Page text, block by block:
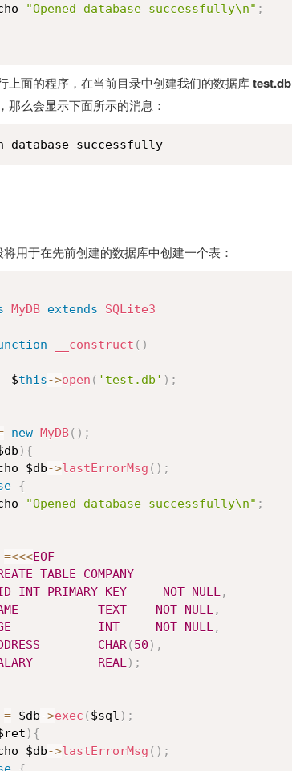
"Opened database successfully\n" ;
上面的程序，在当前目录中创建我们的数据库test.db
那么会显示下面所示的消息：
database successfully
用于在先前创建的数据库中创建一个表：
MyDB extends
SQLite3
__construct ( )
$
this->open ( 'test.db' ) ;
new MyDB( ) ;
) {
$db
->lastErrorMsg ( ) ;
{
"Opened database successfully\n" ;
=<<<EOF
TABLE
COMPANY
INT PRIMARY KEY NOT NULL,
TEXT NOT NULL,
INT NOT NULL,
CHAR( 50 ) ,
REAL) ;
= $db->exec ( $sql ) ;
) {
$db
->lastErrorMsg ( ) ;